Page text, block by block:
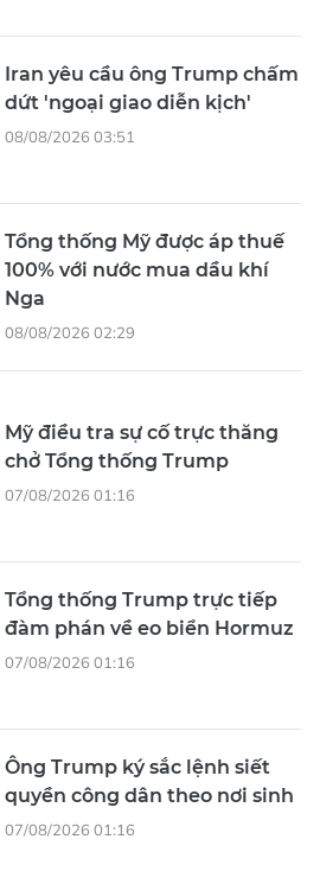
Iran yêu cầu ông Trump chấm
dứt 'ngoại giao diễn kịch'
08/08/2026 03:51
Tổng thống Mỹ được áp thuế
100% với nước mua dầu khí
Nga
08/08/2026 02:29
Mỹ điều tra sự cố trực thăng
chở Tổng thống Trump
07/08/2026 01:16
Tổng thống Trump trực tiếp
đàm phán về eo biển Hormuz
07/08/2026 01:16
Ông Trump ký sắc lệnh siết
quyền công dân theo nơi sinh
07/08/2026 01:16